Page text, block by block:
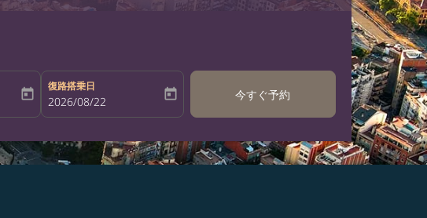
date-aria-label
today
復路搭乗日
fc-booking-return-date-aria-label
2026/08/22 today 今すぐ予約